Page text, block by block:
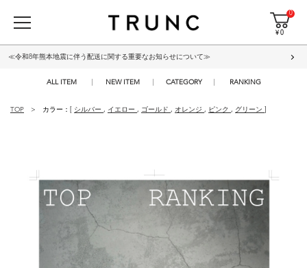
0
¥ 0
≪令和8年熊本地震に伴う配送に関する重要なお知らせについて≫
ALL ITEM NEW ITEM CATEGORY RANKING
TOP カラー：[ シルバー , イエロー , ゴールド , オレンジ , ピンク , グリーン